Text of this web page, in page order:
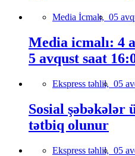
Media İcmalı, 05
Media icmalı: 4
5 avqust saat
Ekspress təhlil, 05
Sosial şəbəkələr
tətbiq olunur
Ekspress təhlil, 05